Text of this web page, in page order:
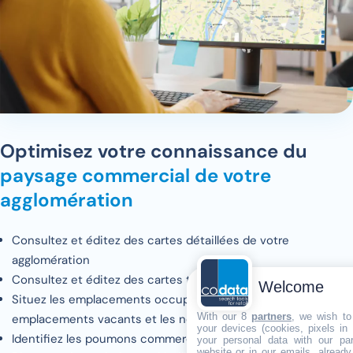
Optimisez votre connaissance du
paysage commercial de votre
agglomération
Consultez et éditez des cartes détaillées de votre
agglomération
Consultez et éditez des cartes thématiques
Situez les emplacements occupés par des Retailers, les
emplacements vacants et les nouveaux emplacements
Identifiez les poumons commerciaux
Welcome
With our 8 partners , we wish
your devices (cookies, pixels
your personal data with our